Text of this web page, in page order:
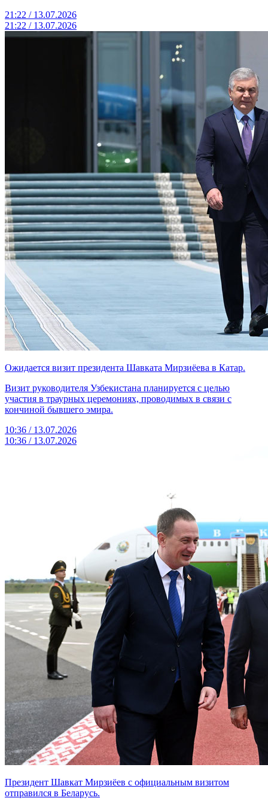
21:22 / 13.07.2026
21:22 / 13.07.2026
Ожидается визит президента Шавката Мирзиёева в Катар.
Визит руководителя Узбекистана планируется с целью
участия в траурных церемониях, проводимых в связи с
кончиной бывшего эмира.
10:36 / 13.07.2026
10:36 / 13.07.2026
Президент Шавкат Мирзиёев с официальным визитом
отправился в Беларусь.